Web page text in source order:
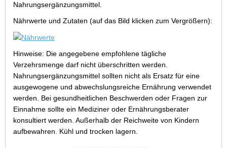
Nahrungsergänzungsmittel.
Nährwerte und Zutaten (auf das Bild klicken zum Vergrößern):
Hinweise: Die angegebene empfohlene tägliche
Verzehrsmenge darf nicht überschritten werden.
Nahrungsergänzungsmittel sollten nicht als Ersatz für eine
ausgewogene und abwechslungsreiche Ernährung verwendet
werden. Bei gesundheitlichen Beschwerden oder Fragen zur
Einnahme sollte ein Mediziner oder Ernährungsberater
konsultiert werden. Außerhalb der Reichweite von Kindern
aufbewahren. Kühl und trocken lagern.